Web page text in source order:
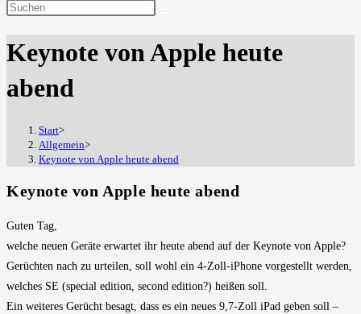
Diese
durchsuchen
Keynote von Apple heute
abend
Start>
Allgemein>
Keynote von Apple heute abend
Keynote von Apple heute abend
Guten Tag,
welche neuen Geräte erwartet ihr heute abend auf der Keynote von Apple?
Gerüchten nach zu urteilen, soll wohl ein 4-Zoll-iPhone vorgestellt werden,
welches SE (special edition, second edition?) heißen soll.
Ein weiteres Gerücht besagt, dass es ein neues 9,7-Zoll iPad geben soll –